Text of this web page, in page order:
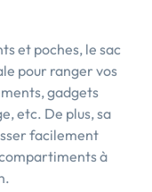
et poches, le sac
pour ranger vos
gadgets
etc. De plus, sa
facilement
compartiments à